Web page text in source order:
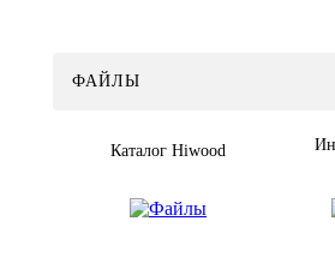
ФАЙЛЫ
Каталог Hiwood